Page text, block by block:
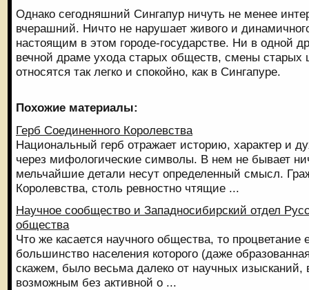
Однако сегодняшний Сингапур ничуть не менее
вчерашний. Ничто не нарушает живого и
настоящим в этом городе-государстве. Ни в одной
вечной драме ухода старых обществ, смены старых
относятся так легко и спокойно, как в Сингапуре.
Похожие материалы:
Герб Соединенного Королевства
Национальный герб отражает историю, характер и
через мифологические символы. В нем не бывает
мельчайшие детали несут определенный смысл.
Королевства, столь ревностно чтящие ...
Научное сообщество и Западносибирский отдел
общества
Что же касается научного общества, то процветание
большинство населения которого (даже
скажем, было весьма далеко от научных изысканий,
возможным без активной о ...